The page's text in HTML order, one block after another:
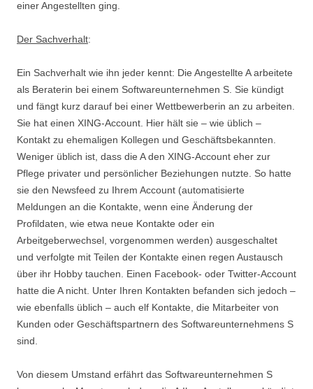
einer Angestellten ging.
Der Sachverhalt:
Ein Sachverhalt wie ihn jeder kennt: Die Angestellte A arbeitete
als Beraterin bei einem Softwareunternehmen S. Sie kündigt
und fängt kurz darauf bei einer Wettbewerberin an zu arbeiten.
Sie hat einen XING-Account. Hier hält sie – wie üblich –
Kontakt zu ehemaligen Kollegen und Geschäftsbekannten.
Weniger üblich ist, dass die A den XING-Account eher zur
Pflege privater und persönlicher Beziehungen nutzte. So hatte
sie den Newsfeed zu Ihrem Account (automatisierte
Meldungen an die Kontakte, wenn eine Änderung der
Profildaten, wie etwa neue Kontakte oder ein
Arbeitgeberwechsel, vorgenommen werden) ausgeschaltet
und verfolgte mit Teilen der Kontakte einen regen Austausch
über ihr Hobby tauchen. Einen Facebook- oder Twitter-Account
hatte die A nicht. Unter Ihren Kontakten befanden sich jedoch –
wie ebenfalls üblich – auch elf Kontakte, die Mitarbeiter von
Kunden oder Geschäftspartnern des Softwareunternehmens S
sind.
Von diesem Umstand erfährt das Softwareunternehmen S